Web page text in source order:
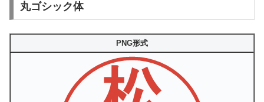
丸ゴシック体
PNG形式